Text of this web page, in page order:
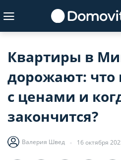
Квартиры в
дорожают: что
с ценами и
закончится?
Валерия Швед 16 октября